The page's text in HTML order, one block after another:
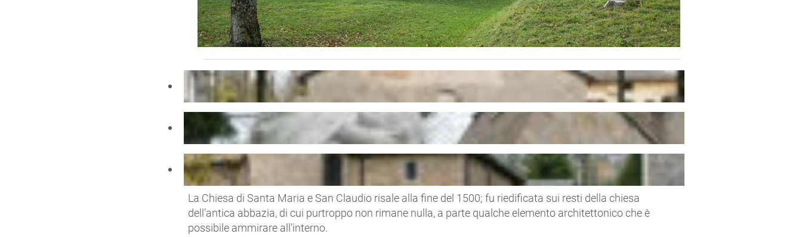
La Chiesa di Santa Maria e San Claudio risale alla fine del 1500; fu riedificata sui resti della chiesa
dell’antica abbazia, di cui purtroppo non rimane nulla, a parte qualche elemento architettonico che è
possibile ammirare all’interno.